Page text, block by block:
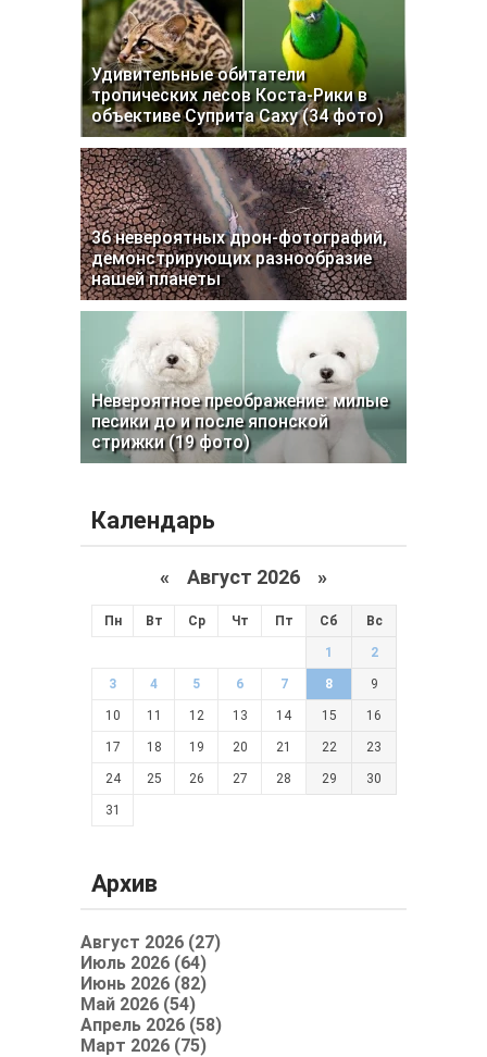
Удивительные обитатели
тропических лесов Коста-Рики в
объективе Суприта Саху (34 фото)
36 невероятных дрон-фотографий,
демонстрирующих разнообразие
нашей планеты
Невероятное преображение: милые
песики до и после японской
стрижки (19 фото)
Календарь
« Август 2026 »
Пн Вт Ср Чт Пт Сб Вс
1 2
3 4 5 6 7 8 9
10 11 12 13 14 15 16
17 18 19 20 21 22 23
24 25 26 27 28 29 30
31
Архив
Август 2026 (27)
Июль 2026 (64)
Июнь 2026 (82)
Май 2026 (54)
Апрель 2026 (58)
Март 2026 (75)